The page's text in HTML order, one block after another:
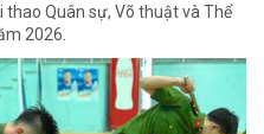
Quân sự, Võ thuật và Thể
2026.